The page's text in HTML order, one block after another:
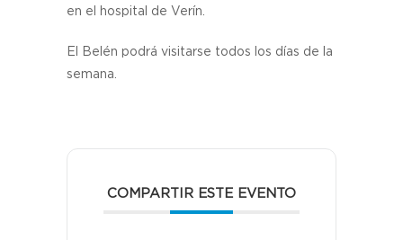
en el hospital de Verín.
El Belén podrá visitarse todos los días de la
semana.
COMPARTIR ESTE EVENTO